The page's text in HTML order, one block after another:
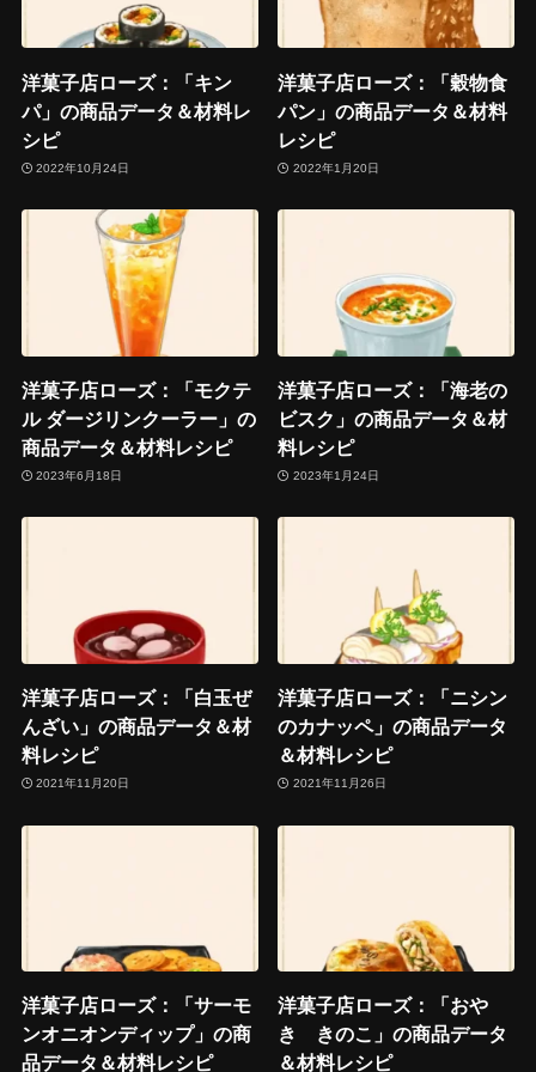
洋菓子店ローズ：「キン
パ」の商品データ＆材料レ
シピ
2022年10月24日
洋菓子店ローズ：「穀物食
パン」の商品データ＆材料
レシピ
2022年1月20日
洋菓子店ローズ：「モクテ
ル ダージリンクーラー」の
商品データ＆材料レシピ
2023年6月18日
洋菓子店ローズ：「海老の
ビスク」の商品データ＆材
料レシピ
2023年1月24日
洋菓子店ローズ：「白玉ぜ
んざい」の商品データ＆材
料レシピ
2021年11月20日
洋菓子店ローズ：「ニシン
のカナッペ」の商品データ
＆材料レシピ
2021年11月26日
洋菓子店ローズ：「サーモ
ンオニオンディップ」の商
品データ＆材料レシピ
洋菓子店ローズ：「おや
き きのこ」の商品データ
＆材料レシピ